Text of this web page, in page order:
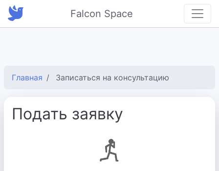
Falcon Space
Главная Записаться на консультацию
Подать заявку